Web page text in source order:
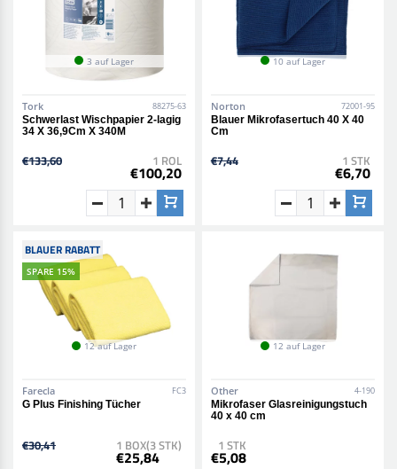
3 auf Lager
Tork 88275-63
Schwerlast Wischpapier 2-lagig
34 X 36,9Cm X 340M
€133,60 1 ROL
€100,20
10 auf Lager
Norton 72001-95
Blauer Mikrofasertuch 40 X 40
Cm
€7,44 1 STK
€6,70
BLAUER RABATT
SPARE 15%
12 auf Lager
Farecla FC3
G Plus Finishing Tücher
€30,41 1 BOX(3 STK)
€25,84
12 auf Lager
Other 4-190
Mikrofaser Glasreinigungstuch
40 x 40 cm
1 STK
€5,08